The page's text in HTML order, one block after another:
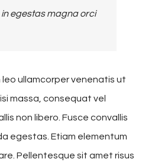
in egestas magna orci
leo ullamcorper venenatis ut
massa, consequat vel
non libero. Fusce convallis
egestas. Etiam elementum
Pellentesque sit amet risus